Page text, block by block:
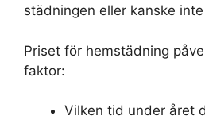
städningen eller kanske
Priset för hemstädning
faktor:
Vilken tid under året